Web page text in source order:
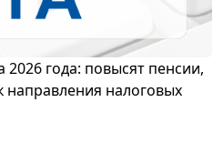
2026 года: повысят пенсии,
налоговых